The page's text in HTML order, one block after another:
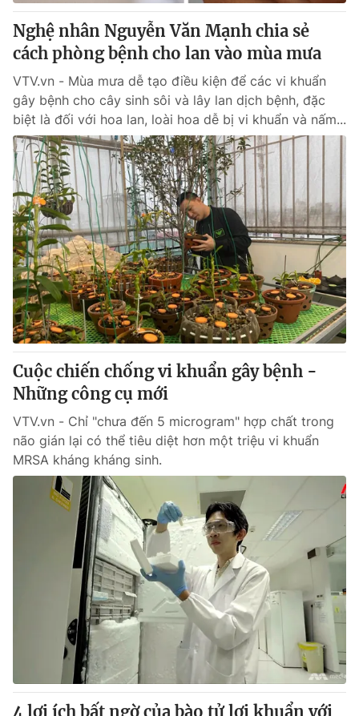
® Cấm sao chép dưới mọi hình thức nếu không có sự chấp
thuận bằng văn bản. Ghi rõ nguồn VTV.vn khi phát hành lại
thông tin từ website này.
Nghệ nhân Nguyễn Văn Mạnh chia sẻ
cách phòng bệnh cho lan vào mùa mưa
VTV.vn - Mùa mưa dễ tạo điều kiện để các vi khuẩn
gây bệnh cho cây sinh sôi và lây lan dịch bệnh, đặc
biệt là đối với hoa lan, loài hoa dễ bị vi khuẩn và nấm...
Cuộc chiến chống vi khuẩn gây bệnh -
Những công cụ mới
VTV.vn - Chỉ "chưa đến 5 microgram" hợp chất trong
não gián lại có thể tiêu diệt hơn một triệu vi khuẩn
MRSA kháng kháng sinh.
4 lợi ích bất ngờ của bào tử lợi khuẩn với